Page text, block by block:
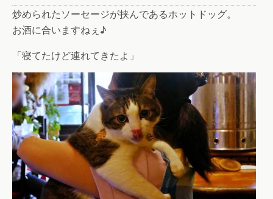
炒められたソーセージが挟んであるホットドッグ。
お酒に合いますねぇ♪
「寝てたけど連れてきたよ」